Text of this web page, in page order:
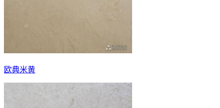
欧典米黄